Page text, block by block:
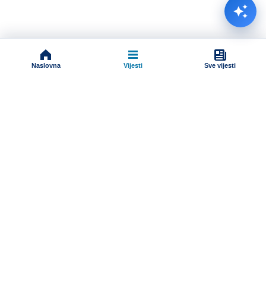
Naslovna Vijesti Sve vijesti